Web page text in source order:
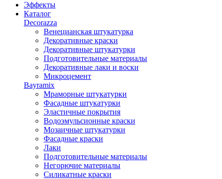
Эффекты
Каталог
Decorazza
Венецианская штукатурка
Декоративные краски
Декоративные штукатурки
Подготовительные материалы
Декоративные лаки и воски
Микроцемент
Bayramix
Мраморные штукатурки
Фасадные штукатурки
Эластичные покрытия
Водоэмульсионные краски
Мозаичные штукатурки
Фасадные краски
Лаки
Подготовительные материалы
Негорючие материалы
Силикатные краски